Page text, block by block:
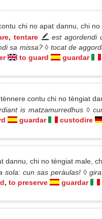
chi no apat dannu, chi
,tentare
est agordendi
sa missa? ◊ tocat de
to guard guardar
contu chi no tèngiat
is matzamurredhus ◊
guardar custodire
dannu, chi no tèngiat male,
cun sas peràulas! ◊
, to preserve guardar